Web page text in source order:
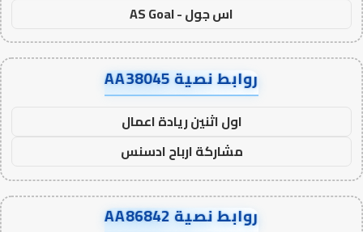
اس جول - AS Goal
روابط نصية AA38045
اول اثنين ريادة اعمال
مشاركة ارباح ادسنس
روابط نصية AA86842